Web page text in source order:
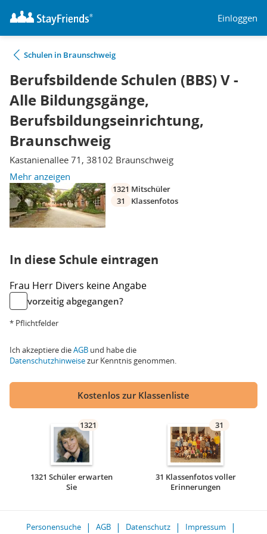
Einloggen
Schulen in Braunschweig
Berufsbildende Schulen (BBS) V -
Alle Bildungsgänge,
Berufsbildungseinrichtung,
Braunschweig
Kastanienallee 71, 38102 Braunschweig
Mehr anzeigen
1321 Mitschüler
31
Klassenfotos
In diese Schule eintragen
Frau Herr Divers keine Angabe
vorzeitig abgegangen?
* Pflichtfelder
Ich akzeptiere dieAGB und habe die
Datenschutzhinweisezur Kenntnis genommen.
Kostenlos zur Klassenliste
1321
1321 Schüler erwarten
Sie
31
31 Klassenfotos voller
Erinnerungen
Personensuche AGB Datenschutz Impressum